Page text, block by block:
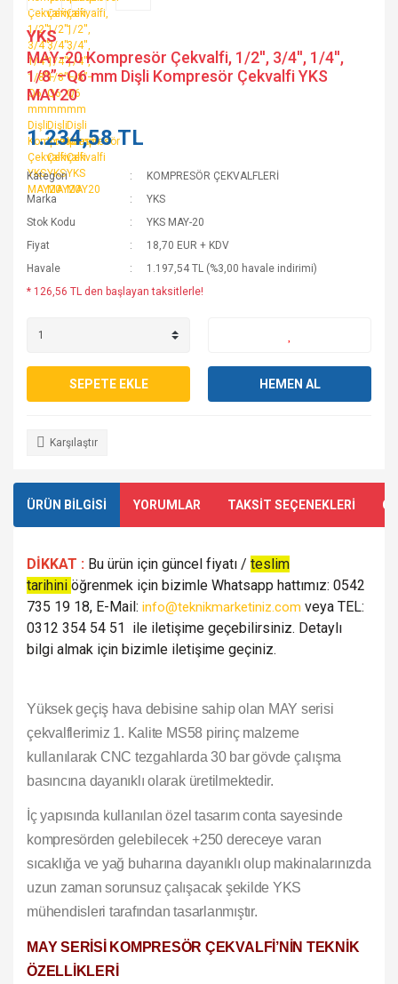
YKS
MAY-20 Kompresör Çekvalfi, 1/2'', 3/4'', 1/4'',
1/8”–Q6 mm Dişli Kompresör Çekvalfi YKS
MAY20
1.234,58 TL
Kategori
KOMPRESÖR ÇEKVALFLERİ
Marka
YKS
Stok Kodu
YKS MAY-20
Fiyat
18,70 EUR + KDV
Havale
1.197,54 TL (%3,00 havale indirimi)
* 126,56 TL den başlayan taksitlerle!
SEPETE EKLE HEMEN AL
Karşılaştır
ÜRÜN BİLGİSİ YORUMLAR TAKSİT SEÇENEKLERİ
DİKKAT : Bu ürün için güncel fiyatı / teslim
tarihini öğrenmek için bizimle Whatsapp hattımız: 0542
735 19 18, E-Mail: info@teknikmarketiniz.com veya TEL:
0312 354 54 51 ile iletişime geçebilirsiniz. Detaylı
bilgi almak için bizimle iletişime geçiniz.
Yüksek geçiş hava debisine sahip olan MAY serisi
çekvalflerimiz 1. Kalite MS58 pirinç malzeme
kullanılarak CNC tezgahlarda 30 bar gövde çalışma
basıncına dayanıklı olarak üretilmektedir.
İç yapısında kullanılan özel tasarım conta sayesinde
kompresörden gelebilecek +250 dereceye varan
sıcaklığa ve yağ buharına dayanıklı olup makinalarınızda
uzun zaman sorunsuz çalışacak şekilde YKS
mühendisleri tarafından tasarlanmıştır.
MAY SERİSİ KOMPRESÖR ÇEKVALFİ’NİN TEKNİK
ÖZELLİKLERİ